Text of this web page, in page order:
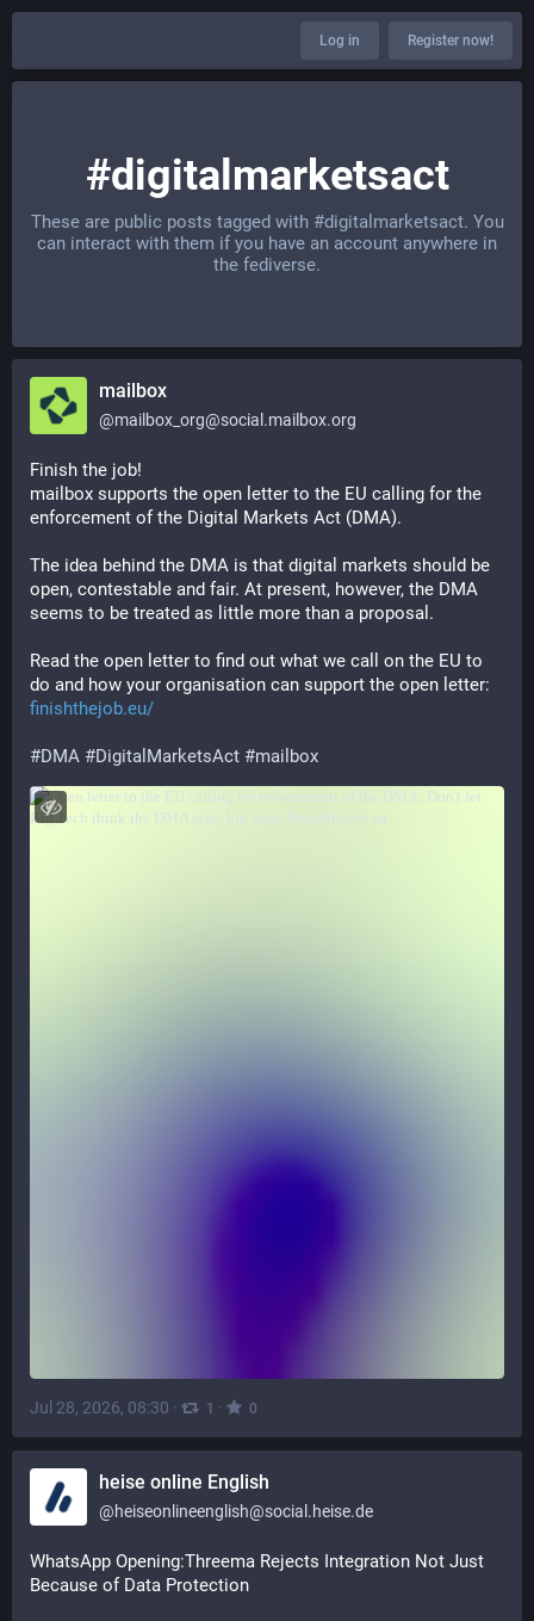
Log in Register now!
#digitalmarketsact
These are public posts tagged with #digitalmarketsact. You
can interact with them if you have an account anywhere in
the fediverse.
mailbox
@mailbox_org@social.mailbox.org
Finish the job!
mailbox supports the open letter to the EU calling for the
enforcement of the Digital Markets Act (DMA).
The idea behind the DMA is that digital markets should be
open, contestable and fair. At present, however, the DMA
seems to be treated as little more than a proposal.
Read the open letter to find out what we call on the EU to
do and how your organisation can support the open letter:
finishthejob.eu/
#DMA #DigitalMarketsAct #mailbox
Jul 28, 2026, 08:30 · 1 · 0
heise online English
@heiseonlineenglish@social.heise.de
WhatsApp Opening:Threema Rejects Integration Not Just
Because of Data Protection